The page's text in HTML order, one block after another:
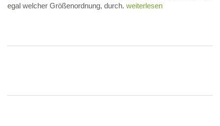
egal welcher Größenordnung, durch. weiterlesen